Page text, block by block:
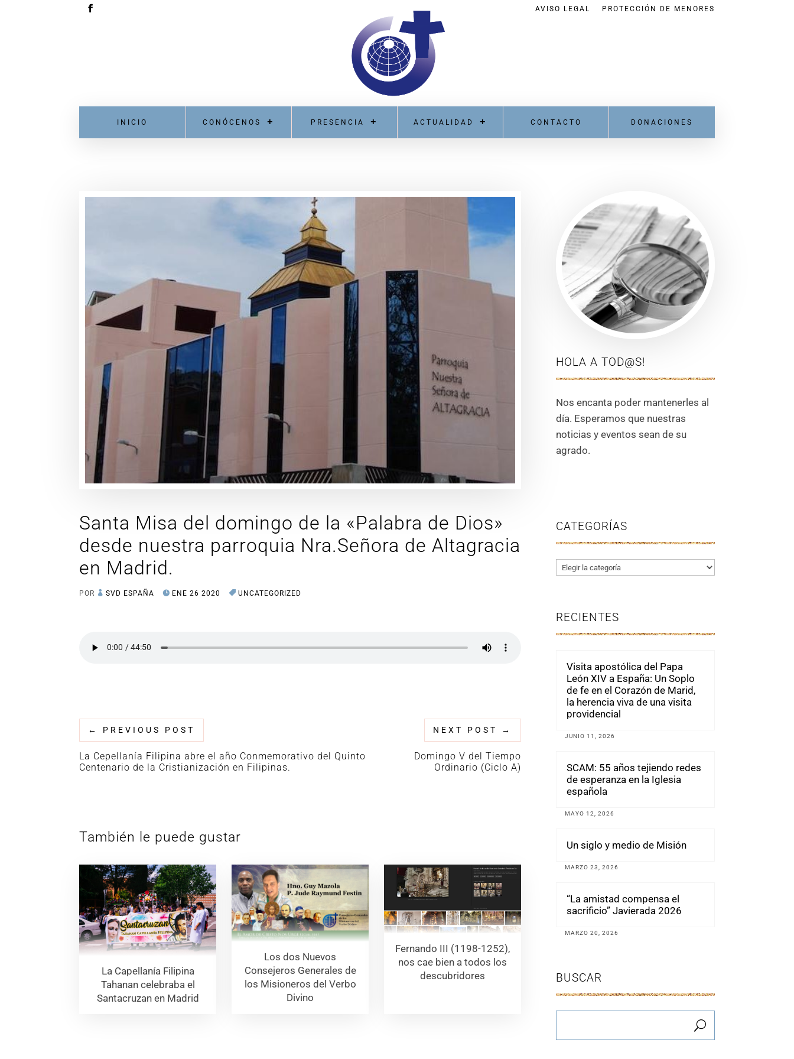
AVISO LEGAL PROTECCIÓN DE MENORES
INICIO CONÓCENOS PRESENCIA ACTUALIDAD CONTACTO DONACIONES
Santa Misa del domingo de la «Palabra de Dios»
desde nuestra parroquia Nra.Señora de Altagracia
en Madrid.
POR SVD ESPAÑA ENE 26 2020 UNCATEGORIZED
← PREVIOUS POST
La Cepellanía Filipina abre el año Conmemorativo del Quinto
Centenario de la Cristianización en Filipinas.
NEXT POST →
Domingo V del Tiempo
Ordinario (Ciclo A)
También le puede gustar
La Capellanía Filipina
Tahanan celebraba el
Santacruzan en Madrid
Los dos Nuevos
Consejeros Generales de
los Misioneros del Verbo
Divino
Fernando III (1198-1252),
nos cae bien a todos los
descubridores
HOLA A TOD@S!
Nos encanta poder mantenerles al
día. Esperamos que nuestras
noticias y eventos sean de su
agrado.
CATEGORÍAS
Categorías
RECIENTES
Visita apostólica del Papa
León XIV a España: Un Soplo
de fe en el Corazón de Marid,
la herencia viva de una visita
providencial
JUNIO 11, 2026
SCAM: 55 años tejiendo redes
de esperanza en la Iglesia
española
MAYO 12, 2026
Un siglo y medio de Misión
MARZO 23, 2026
“La amistad compensa el
sacrificio” Javierada 2026
MARZO 20, 2026
BUSCAR